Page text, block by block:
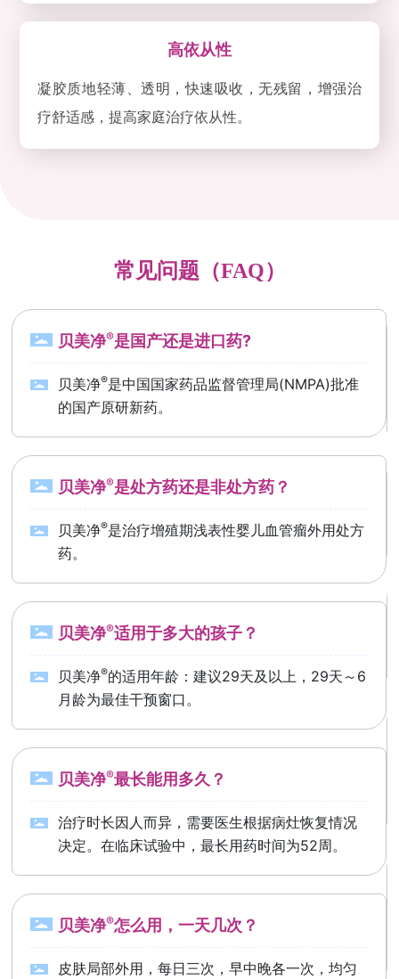
高依从性
凝胶质地轻薄、透明，快速吸收，无残留，增强治
疗舒适感，提高家庭治疗依从性。
常见问题（FAQ）
贝美净®是国产还是进口药?
贝美净®是中国国家药品监督管理局(NMPA)批准
的国产原研新药。
贝美净®是处方药还是非处方药？
贝美净®是治疗增殖期浅表性婴儿血管瘤外用处方
药。
贝美净®适用于多大的孩子？
贝美净®的适用年龄：建议29天及以上，29天～6
月龄为最佳干预窗口。
贝美净®最长能用多久？
治疗时长因人而异，需要医生根据病灶恢复情况
决定。在临床试验中，最长用药时间为52周。
贝美净®怎么用，一天几次？
皮肤局部外用，每日三次，早中晚各一次，均匀